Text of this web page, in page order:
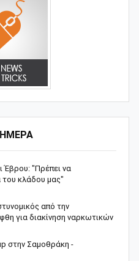
Έβρου: "Πρέπει να
κλάδου μας"
από την
για διακίνηση ναρκωτικών
στην Σαμοθράκη -